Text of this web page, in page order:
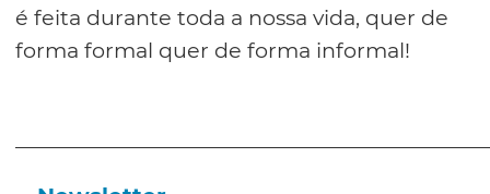
é feita durante toda a nossa vida, quer de
forma formal quer de forma informal!